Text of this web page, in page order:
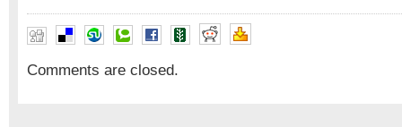
Comments are closed.